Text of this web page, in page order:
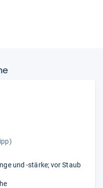
und -stärke; vor Staub